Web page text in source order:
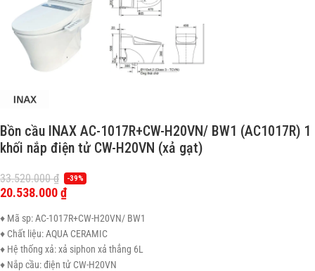
Bồn cầu INAX AC-1017R+CW-H20VN/ BW1 (AC1017R) 1
khối nắp điện tử CW-H20VN (xả gạt)
33.520.000₫ -39%
20.538.000₫
♦ Mã sp: AC-1017R+CW-H20VN/ BW1
♦ Chất liệu: AQUA CERAMIC
♦ Hệ thống xả: xả siphon xả thẳng 6L
♦ Nắp cầu: điện tử CW-H20VN